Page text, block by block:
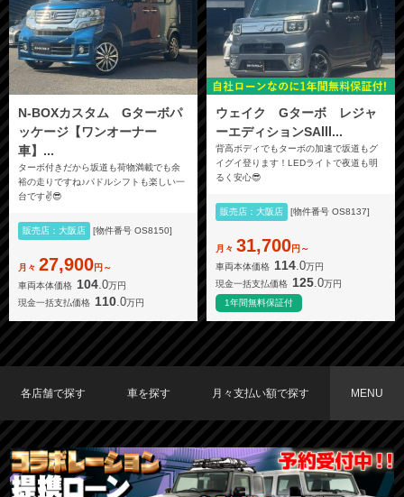
N-BOXカスタム Gターボパ
ッケージ【ワンオーナー
車】...
ターボ付きだから坂道も荷物満載でも余
裕の走りですね♪パドルシフトも楽しい一
台です✌️😎
販売店：大阪店 [物件番号 OS8150]
月々 27,900円～
車両本体価格 104.0万円
現金一括支払価格 110 .0万円
ウェイク Gターボ レジャ
ーエディションSAⅢ...
背高ボディでもターボの加速で坂道もグ
イグイ登ります！LEDライトで夜道も明
るく安心😎
販売店：大阪店 [物件番号 OS8137]
月々 31,700円～
車両本体価格 114.0万円
現金一括支払価格 125 .0万円
1年間無料保証付
各店舗で探す
TOKYO店在庫車両
大阪店在庫車両
福岡店在庫車両
車を探す
車種で探す
メーカーで探す
月々支払い額で探す
〜19,999円
20,000円〜29,999円
30,000円〜39,999円
40,000円〜49,999円
50,000円〜
MENU